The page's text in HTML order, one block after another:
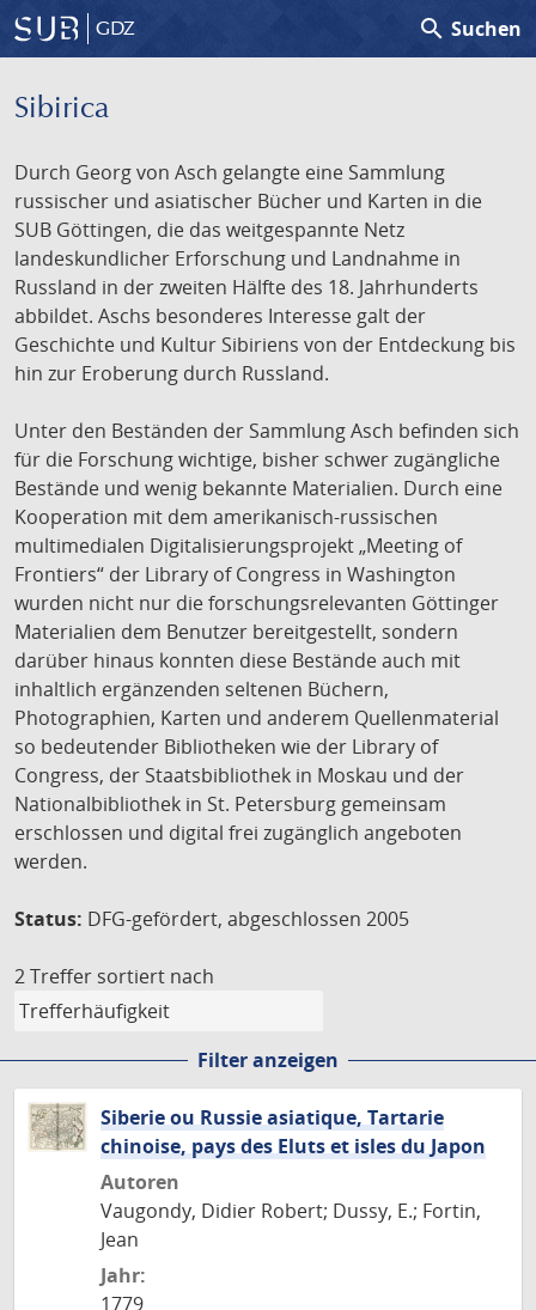
GDZ search Suchen
Sibirica
Durch Georg von Asch gelangte eine Sammlung
russischer und asiatischer Bücher und Karten in die
SUB Göttingen, die das weitgespannte Netz
landeskundlicher Erforschung und Landnahme in
Russland in der zweiten Hälfte des 18. Jahrhunderts
abbildet. Aschs besonderes Interesse galt der
Geschichte und Kultur Sibiriens von der Entdeckung bis
hin zur Eroberung durch Russland.
Unter den Beständen der Sammlung Asch befinden sich
für die Forschung wichtige, bisher schwer zugängliche
Bestände und wenig bekannte Materialien. Durch eine
Kooperation mit dem amerikanisch-russischen
multimedialen Digitalisierungsprojekt „Meeting of
Frontiers“ der Library of Congress in Washington
wurden nicht nur die forschungsrelevanten Göttinger
Materialien dem Benutzer bereitgestellt, sondern
darüber hinaus konnten diese Bestände auch mit
inhaltlich ergänzenden seltenen Büchern,
Photographien, Karten und anderem Quellenmaterial
so bedeutender Bibliotheken wie der Library of
Congress, der Staatsbibliothek in Moskau und der
Nationalbibliothek in St. Petersburg gemeinsam
erschlossen und digital frei zugänglich angeboten
werden.
Status: DFG-gefördert, abgeschlossen 2005
2 Treffer sortiert nach
Filter anzeigen
Siberie ou Russie asiatique, Tartarie
chinoise, pays des Eluts et isles du Japon
Autoren
Vaugondy, Didier Robert; Dussy, E.; Fortin,
Jean
Jahr:
1779